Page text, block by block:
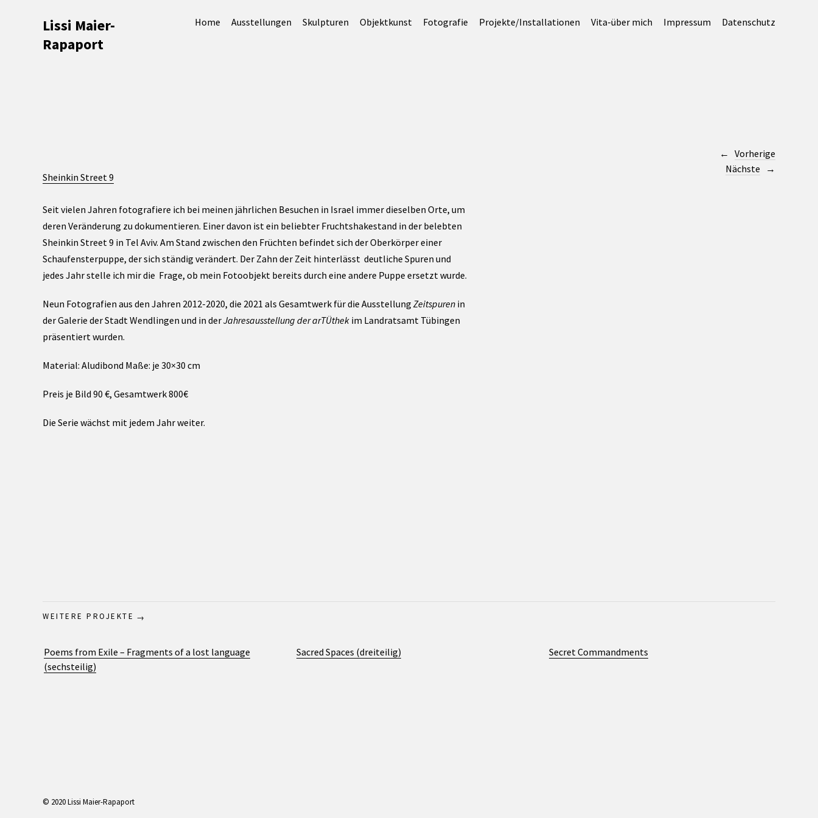
Home Ausstellungen Skulpturen Objektkunst Fotografie Projekte/Installationen Vita-über mich Impressum Datenschutz
Lissi Maier-
Rapaport
Sheinkin Street 9
Seit vielen Jahren fotografiere ich bei meinen jährlichen Besuchen in Israel immer dieselben Orte, um
deren Veränderung zu dokumentieren. Einer davon ist ein beliebter Fruchtshakestand in der belebten
Sheinkin Street 9 in Tel Aviv. Am Stand zwischen den Früchten befindet sich der Oberkörper einer
Schaufensterpuppe, der sich ständig verändert. Der Zahn der Zeit hinterlässt deutliche Spuren und
jedes Jahr stelle ich mir die Frage, ob mein Fotoobjekt bereits durch eine andere Puppe ersetzt wurde.
Neun Fotografien aus den Jahren 2012-2020, die 2021 als Gesamtwerk für die Ausstellung Zeitspuren in
der Galerie der Stadt Wendlingen und in derJahresausstellung der arTÜthek im Landratsamt Tübingen
präsentiert wurden.
Material: Aludibond Maße: je 30×30 cm
Preis je Bild 90 €, Gesamtwerk 800€
Die Serie wächst mit jedem Jahr weiter.
Vorherige
Nächste
WEITERE PROJEKTE
Poems from Exile – Fragments of a lost language
(sechsteilig)
Sacred Spaces (dreiteilig) Secret Commandments
© 2020 Lissi Maier-Rapaport